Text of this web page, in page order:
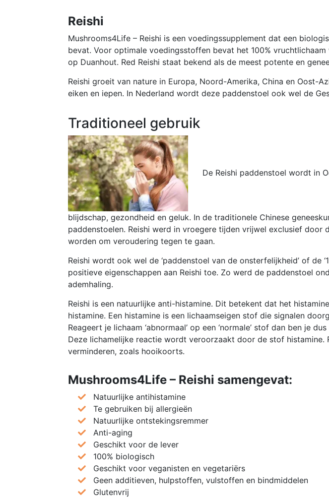
Reishi
Mushrooms4Life – Reishi is een voedingssupplement dat een
bevat. Voor optimale voedingsstoffen bevat het 100%
op Duanhout. Red Reishi staat bekend als de meest potente en
Reishi groeit van nature in Europa, Noord-Amerika, China en Oost-
eiken en iepen. In Nederland wordt deze paddenstoel ook wel de
Traditioneel gebruik
De Reishi paddenstoel wordt in
blijdschap, gezondheid en geluk. In de traditionele Chinese
paddenstoelen. Reishi werd in vroegere tijden vrijwel exclusief
worden om veroudering tegen te gaan.
Reishi wordt ook wel de ‘paddenstoel van de onsterfelijkheid’ of de
positieve eigenschappen aan Reishi toe. Zo werd de paddenstoel
ademhaling.
Reishi is een natuurlijke anti-histamine. Dit betekent dat het
histamine. Een histamine is een lichaamseigen stof die signalen
Reageert je lichaam ‘abnormaal’ op een ‘normale’ stof dan ben je
Deze lichamelijke reactie wordt veroorzaakt door de stof histamine.
verminderen, zoals hooikoorts.
Mushrooms4Life – Reishi samengevat:
Natuurlijke antihistamine
Te gebruiken bij allergieën
Natuurlijke ontstekingsremmer
Anti-aging
Geschikt voor de lever
100% biologisch
Geschikt voor veganisten en vegetariërs
Geen additieven, hulpstoffen, vulstoffen en bindmiddelen
Glutenvrij